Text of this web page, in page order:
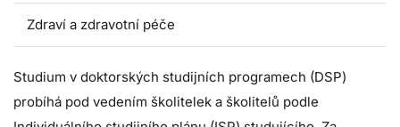
Zdraví a zdravotní péče
Studium v doktorských studijních programech (DSP)
probíhá pod vedením školitelek a školitelů podle